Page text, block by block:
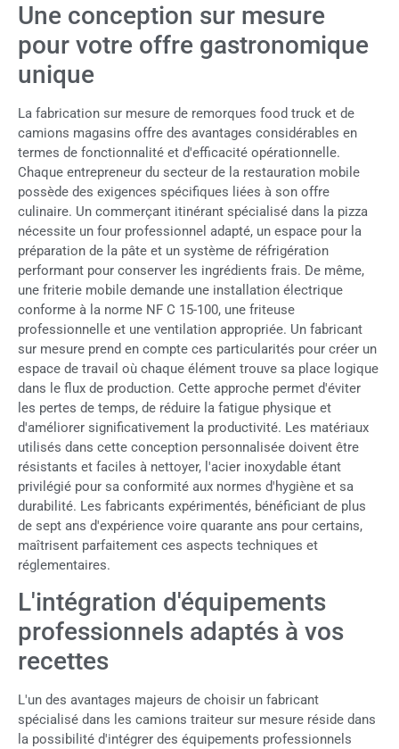
Une conception sur mesure
pour votre offre gastronomique
unique
La fabrication sur mesure de remorques food truck et de
camions magasins offre des avantages considérables en
termes de fonctionnalité et d'efficacité opérationnelle.
Chaque entrepreneur du secteur de la restauration mobile
possède des exigences spécifiques liées à son offre
culinaire. Un commerçant itinérant spécialisé dans la pizza
nécessite un four professionnel adapté, un espace pour la
préparation de la pâte et un système de réfrigération
performant pour conserver les ingrédients frais. De même,
une friterie mobile demande une installation électrique
conforme à la norme NF C 15-100, une friteuse
professionnelle et une ventilation appropriée. Un fabricant
sur mesure prend en compte ces particularités pour créer un
espace de travail où chaque élément trouve sa place logique
dans le flux de production. Cette approche permet d'éviter
les pertes de temps, de réduire la fatigue physique et
d'améliorer significativement la productivité. Les matériaux
utilisés dans cette conception personnalisée doivent être
résistants et faciles à nettoyer, l'acier inoxydable étant
privilégié pour sa conformité aux normes d'hygiène et sa
durabilité. Les fabricants expérimentés, bénéficiant de plus
de sept ans d'expérience voire quarante ans pour certains,
maîtrisent parfaitement ces aspects techniques et
réglementaires.
L'intégration d'équipements
professionnels adaptés à vos
recettes
L'un des avantages majeurs de choisir un fabricant
spécialisé dans les camions traiteur sur mesure réside dans
la possibilité d'intégrer des équipements professionnels